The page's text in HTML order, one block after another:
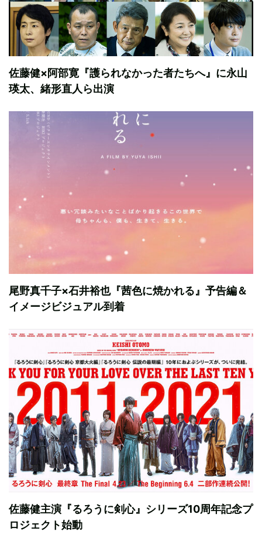
佐藤健×阿部寛『護られなかった者たちへ』に永山
瑛太、緒形直人ら出演
尾野真千子×石井裕也『茜色に焼かれる』予告編＆
イメージビジュアル到着
佐藤健主演『るろうに剣心』シリーズ10周年記念プ
ロジェクト始動